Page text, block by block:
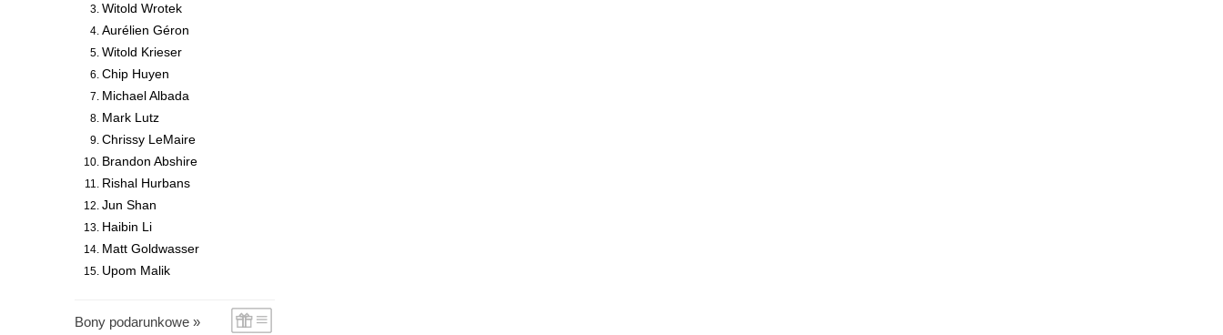
Witold Wrotek
Aurélien Géron
Witold Krieser
Chip Huyen
Michael Albada
Mark Lutz
Chrissy LeMaire
Brandon Abshire
Rishal Hurbans
Jun Shan
Haibin Li
Matt Goldwasser
Upom Malik
Bony podarunkowe »